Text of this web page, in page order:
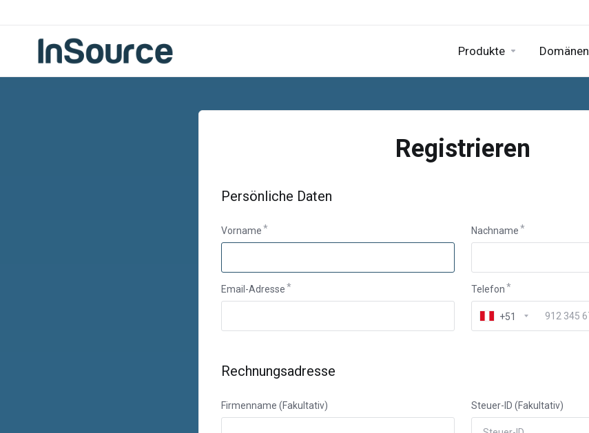
Produkte Domänen
Registrieren
Persönliche Daten
Vorname Nachname
Email-Adresse Telefon
+51
Rechnungsadresse
Firmenname (Fakultativ) Steuer-ID (Fakultativ)